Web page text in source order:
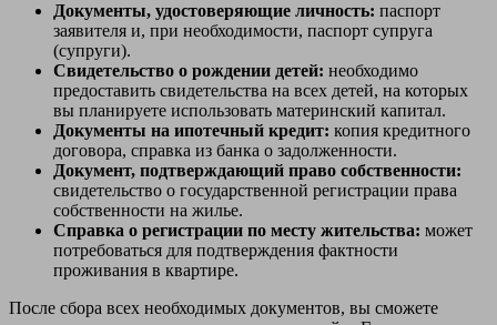
Документы, удостоверяющие личность: паспорт
заявителя и, при необходимости, паспорт супруга
(супруги).
Свидетельство о рождении детей: необходимо
предоставить свидетельства на всех детей, на которых
вы планируете использовать материнский капитал.
Документы на ипотечный кредит: копия кредитного
договора, справка из банка о задолженности.
Документ, подтверждающий право собственности:
свидетельство о государственной регистрации права
собственности на жилье.
Справка о регистрации по месту жительства: может
потребоваться для подтверждения фактности
проживания в квартире.
После сбора всех необходимых документов, вы сможете